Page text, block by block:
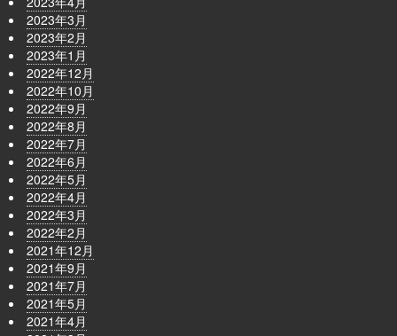
2023年3月
2023年2月
2023年1月
2022年12月
2022年10月
2022年9月
2022年8月
2022年7月
2022年6月
2022年5月
2022年4月
2022年3月
2022年2月
2021年12月
2021年9月
2021年7月
2021年5月
2021年4月